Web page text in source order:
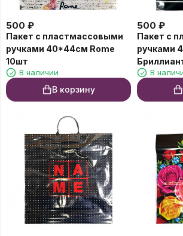
500 ₽
Пакет с пластмассовыми
ручками 40*44см Rome
10шт
В наличии
В корзину
500 ₽
Пакет с
ручками
В